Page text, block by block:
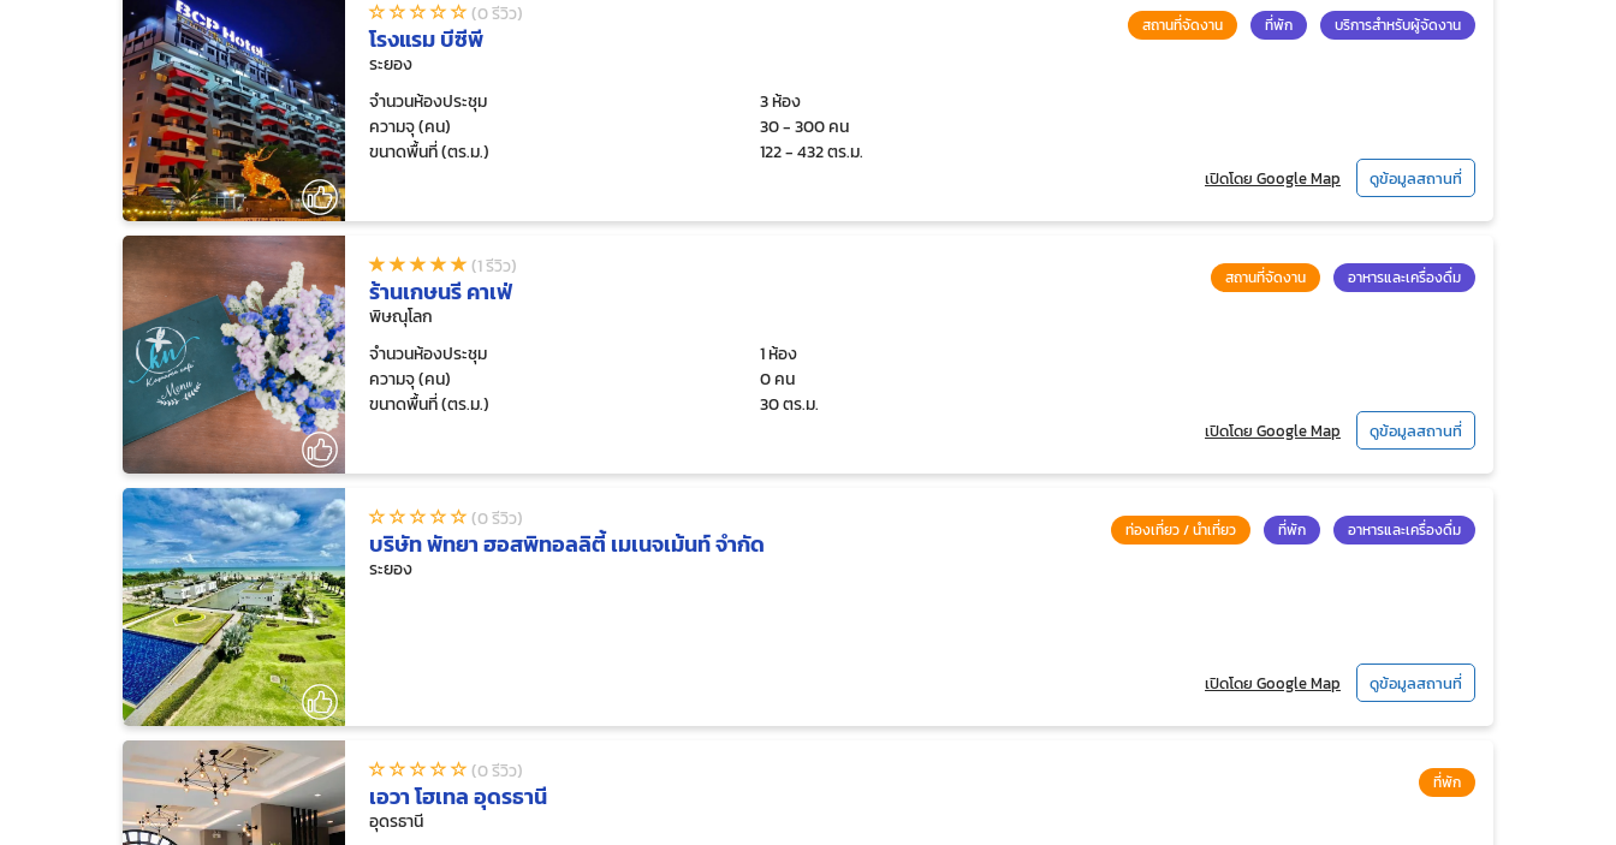
(0 รีวิว)
โรงแรม บีซีพี
ระยอง
สถานที่จัดงาน ที่พัก บริการสำหรับผู้จัดงาน
จำนวนห้องประชุม
3 ห้อง
ความจุ (คน)
30 - 300 คน
ขนาดพื้นที่ (ตร.ม.)
122 - 432 ตร.ม.
เปิดโดย Google Map ดูข้อมูลสถานที่
(1 รีวิว)
ร้านเกษนรี คาเฟ่
พิษณุโลก
สถานที่จัดงาน อาหารและเครื่องดื่ม
จำนวนห้องประชุม
1 ห้อง
ความจุ (คน)
0 คน
ขนาดพื้นที่ (ตร.ม.)
30 ตร.ม.
เปิดโดย Google Map ดูข้อมูลสถานที่
(0 รีวิว)
บริษัท พัทยา ฮอสพิทอลลิตี้ เมเนจเม้นท์ จำกัด
ระยอง
ท่องเที่ยว / นำเที่ยว ที่พัก อาหารและเครื่องดื่ม
เปิดโดย Google Map ดูข้อมูลสถานที่
(0 รีวิว)
เอวา โฮเทล อุดรธานี
อุดรธานี
ที่พัก